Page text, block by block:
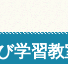
学習